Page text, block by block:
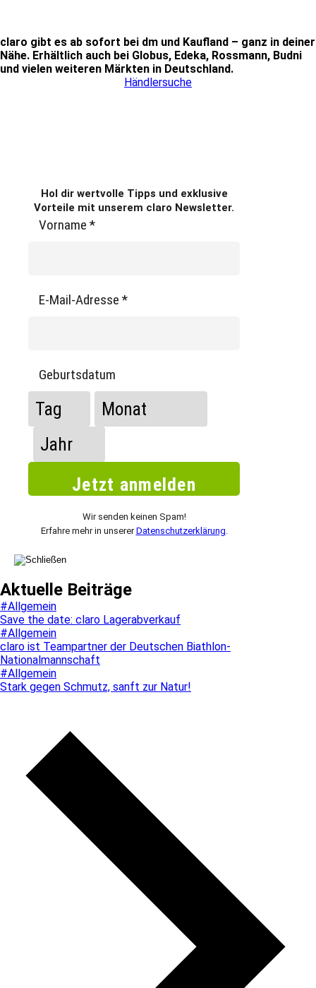
claro gibt es ab sofort bei dm und Kaufland – ganz in deiner
Nähe. Erhältlich auch bei Globus, Edeka, Rossmann, Budni
und vielen weiteren Märkten in Deutschland.
Händlersuche
Hol dir wertvolle Tipps und exklusive
Vorteile mit unserem claro Newsletter.
Vorname *
E-Mail-Adresse *
Geburtsdatum
Wir senden keinen Spam!
Erfahre mehr in unsererDatenschutzerklärung.
Aktuelle Beiträge
#Allgemein
Save the date: claro Lagerabverkauf
#Allgemein
claro ist Teampartner der Deutschen Biathlon-
Nationalmannschaft
#Allgemein
Stark gegen Schmutz, sanft zur Natur!